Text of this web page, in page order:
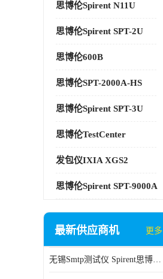
思博伦Spirent N11U
思博伦Spirent SPT-2U
思博伦600B
思博伦SPT-2000A-HS
思博伦Spirent SPT-3U
思博伦TestCenter
发包仪IXIA XGS2
思博伦Spirent SPT-9000A
最新供应商机 更多
无锡Smtp测试仪 Spirent思博伦 C100 方便用户进行测试